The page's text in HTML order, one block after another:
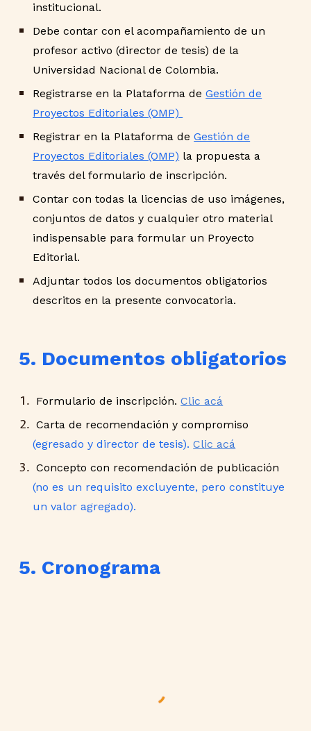
institucional.
Debe contar con el acompañamiento de un
profesor activo (director de tesis) de la
Universidad Nacional de Colombia.
Registrarse en la Plataforma deGestión de
Proyectos Editoriales (OMP)
Registrar en la Plataforma de Gestión de
Proyectos Editoriales (OMP) la propuesta a
través del formulario de inscripción.
Contar con todas la licencias de uso imágenes,
conjuntos de datos y cualquier otro material
indispensable para formular un Proyecto
Editorial.
Adjuntar todos los documentos obligatorios
descritos en la presente convocatoria.
5. Documentos obligatorios
Formulario de inscripción.Clic acá
Carta de recomendación y compromiso
(egresado y director de tesis).Clic acá
Concepto con recomendación de publicación
(no es un requisito excluyente, pero constituye
un valor agregado).
5. Cronograma